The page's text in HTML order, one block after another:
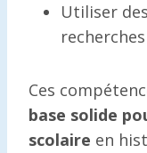
Utiliser
Ces
base solide
scolaire en